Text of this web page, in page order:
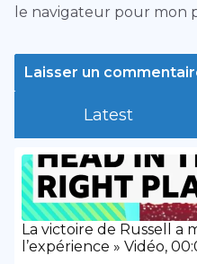
le navigateur pour mon
Latest
La victoire de Russell a
l’expérience » Vidéo,